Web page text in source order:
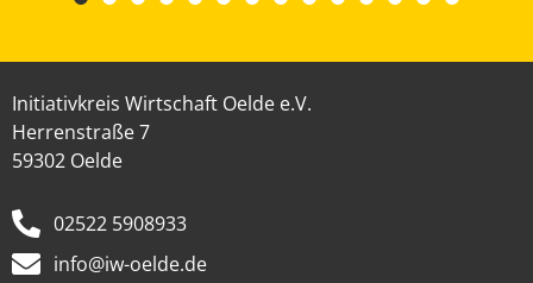
Initiativkreis Wirtschaft Oelde e.V.
Herrenstraße 7
59302 Oelde
02522 5908933
info@iw-oelde.de